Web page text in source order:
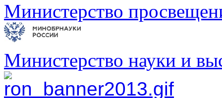
Министерство
Министерство науки и